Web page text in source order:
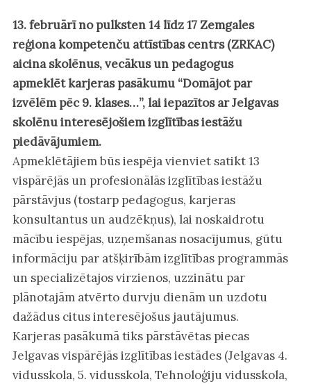
13. februārī no pulksten 14 līdz 17 Zemgales
reģiona kompetenču attīstības centrs (ZRKAC)
aicina skolēnus, vecākus un pedagogus
apmeklēt karjeras pasākumu “Domājot par
izvēlēm pēc 9. klases…”, lai iepazītos ar Jelgavas
skolēnu interesējošiem izglītības iestāžu
piedāvājumiem.
Apmeklētājiem būs iespēja vienviet satikt 13
vispārējās un profesionālās izglītības iestāžu
pārstāvjus (tostarp pedagogus, karjeras
konsultantus un audzēkņus), lai noskaidrotu
mācību iespējas, uzņemšanas nosacījumus, gūtu
informāciju par atšķirībām izglītības programmās
un specializētajos virzienos, uzzinātu par
plānotajām atvērto durvju dienām un uzdotu
dažādus citus interesējošus jautājumus.
Karjeras pasākumā tiks pārstāvētas piecas
Jelgavas vispārējās izglītības iestādes (Jelgavas 4.
vidusskola, 5. vidusskola, Tehnoloģiju vidusskola,